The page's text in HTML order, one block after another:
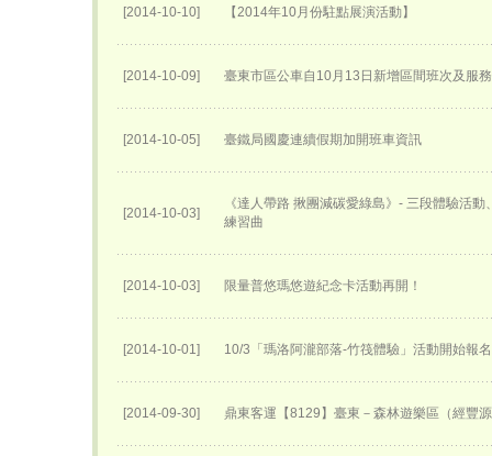
[2014-10-10] 【2014年10月份駐點展演活動】
[2014-10-09] 臺東市區公車自10月13日新增區間班次及服
[2014-10-05] 臺鐵局國慶連續假期加開班車資訊
[2014-10-03]
《達人帶路 揪團減碳愛綠島》- 三段體驗活
練習曲
[2014-10-03] 限量普悠瑪悠遊紀念卡活動再開！
[2014-10-01] 10/3「瑪洛阿瀧部落-竹筏體驗」活動開始報
[2014-09-30] 鼎東客運【8129】臺東－森林遊樂區（經豐